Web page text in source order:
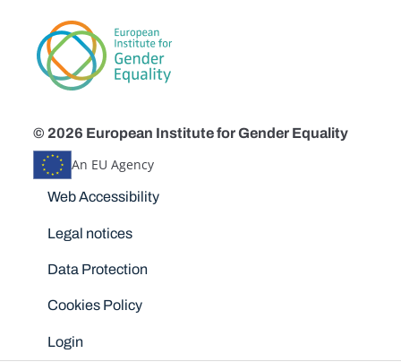
© 2026 European Institute for Gender Equality
An EU Agency
Disclaimers
Web Accessibility
Legal notices
Data Protection
Cookies Policy
Login